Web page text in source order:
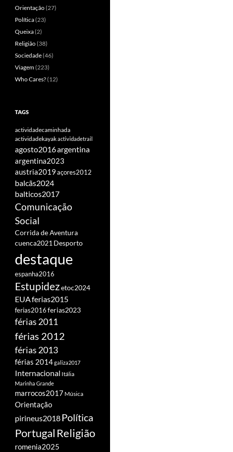
Orientação(27)
Política(23)
Queixa(2)
Religião(38)
Sociedade(46)
Viagem(223)
Who Cares?(12)
TAGS
actividadecaminhada
actividadekayakactividadetrail
agosto2016argentina
argentina2023
austria2019açores2012
balcãs2024
balticos2017
Comunicação
Social
Corrida de Aventura
cuenca2021 Desporto
destaque
espanha2016
Estupidezetoc2024
EUAferias2015
ferias2016ferias2023
férias 2011
férias 2012
férias 2013
férias 2014galiza2017
Internacional Itália
Marinha Grande
marrocos2017 Música
Orientação
pirineus2018 Política
Portugal Religião
romenia2025